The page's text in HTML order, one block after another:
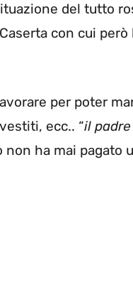
del tutto
con cui
per poter
ecc.. “il
non ha mai pagato